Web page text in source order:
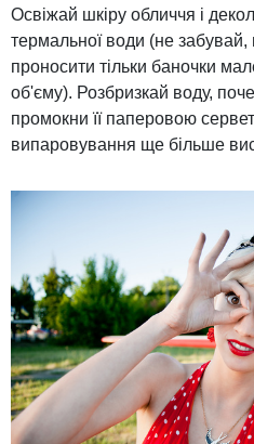
Освіжай шкіру обличчя і
термальної води (не
проносити тільки баночки
об'єму). Розбризкай воду,
промокни її паперовою
випаровування ще більше